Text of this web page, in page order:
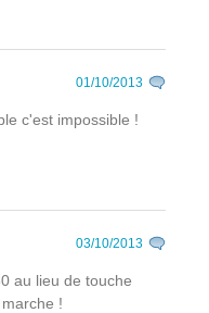
01/10/2013
c'est impossible !
03/10/2013
au lieu de touche
!